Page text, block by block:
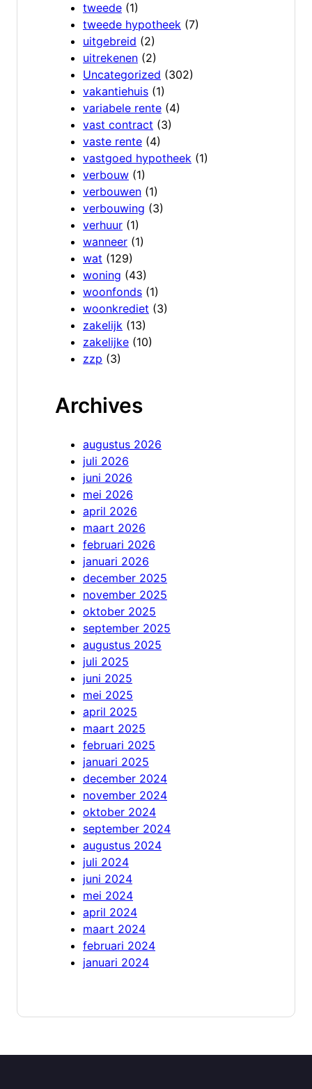
tweede (1)
tweede hypotheek (7)
uitgebreid (2)
uitrekenen (2)
Uncategorized (302)
vakantiehuis (1)
variabele rente (4)
vast contract (3)
vaste rente (4)
vastgoed hypotheek (1)
verbouw (1)
verbouwen (1)
verbouwing (3)
verhuur (1)
wanneer (1)
wat (129)
woning (43)
woonfonds (1)
woonkrediet (3)
zakelijk (13)
zakelijke (10)
zzp (3)
Archives
augustus 2026
juli 2026
juni 2026
mei 2026
april 2026
maart 2026
februari 2026
januari 2026
december 2025
november 2025
oktober 2025
september 2025
augustus 2025
juli 2025
juni 2025
mei 2025
april 2025
maart 2025
februari 2025
januari 2025
december 2024
november 2024
oktober 2024
september 2024
augustus 2024
juli 2024
juni 2024
mei 2024
april 2024
maart 2024
februari 2024
januari 2024